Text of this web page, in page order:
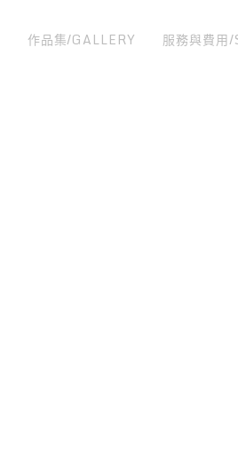
作品集/GALLERY 服務與費用